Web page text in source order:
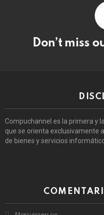
Don’t miss
Compuchannel es la primera y
que se orienta exclusivamente
de bienes y servicios